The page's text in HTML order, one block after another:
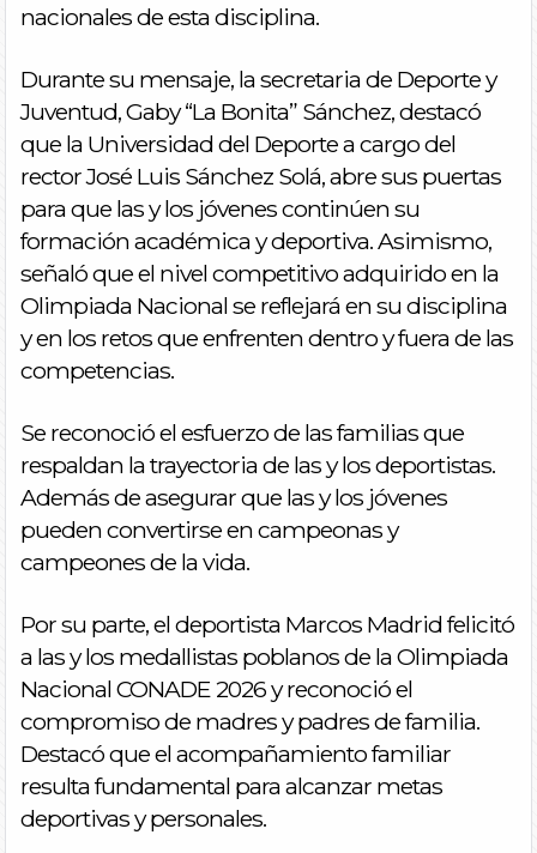
nacionales de esta disciplina.
Durante su mensaje, la secretaria de Deporte y
Juventud, Gaby “La Bonita” Sánchez, destacó
que la Universidad del Deporte a cargo del
rector José Luis Sánchez Solá, abre sus puertas
para que las y los jóvenes continúen su
formación académica y deportiva. Asimismo,
señaló que el nivel competitivo adquirido en la
Olimpiada Nacional se reflejará en su disciplina
y en los retos que enfrenten dentro y fuera de las
competencias.
Se reconoció el esfuerzo de las familias que
respaldan la trayectoria de las y los deportistas.
Además de asegurar que las y los jóvenes
pueden convertirse en campeonas y
campeones de la vida.
Por su parte, el deportista Marcos Madrid felicitó
a las y los medallistas poblanos de la Olimpiada
Nacional CONADE 2026 y reconoció el
compromiso de madres y padres de familia.
Destacó que el acompañamiento familiar
resulta fundamental para alcanzar metas
deportivas y personales.